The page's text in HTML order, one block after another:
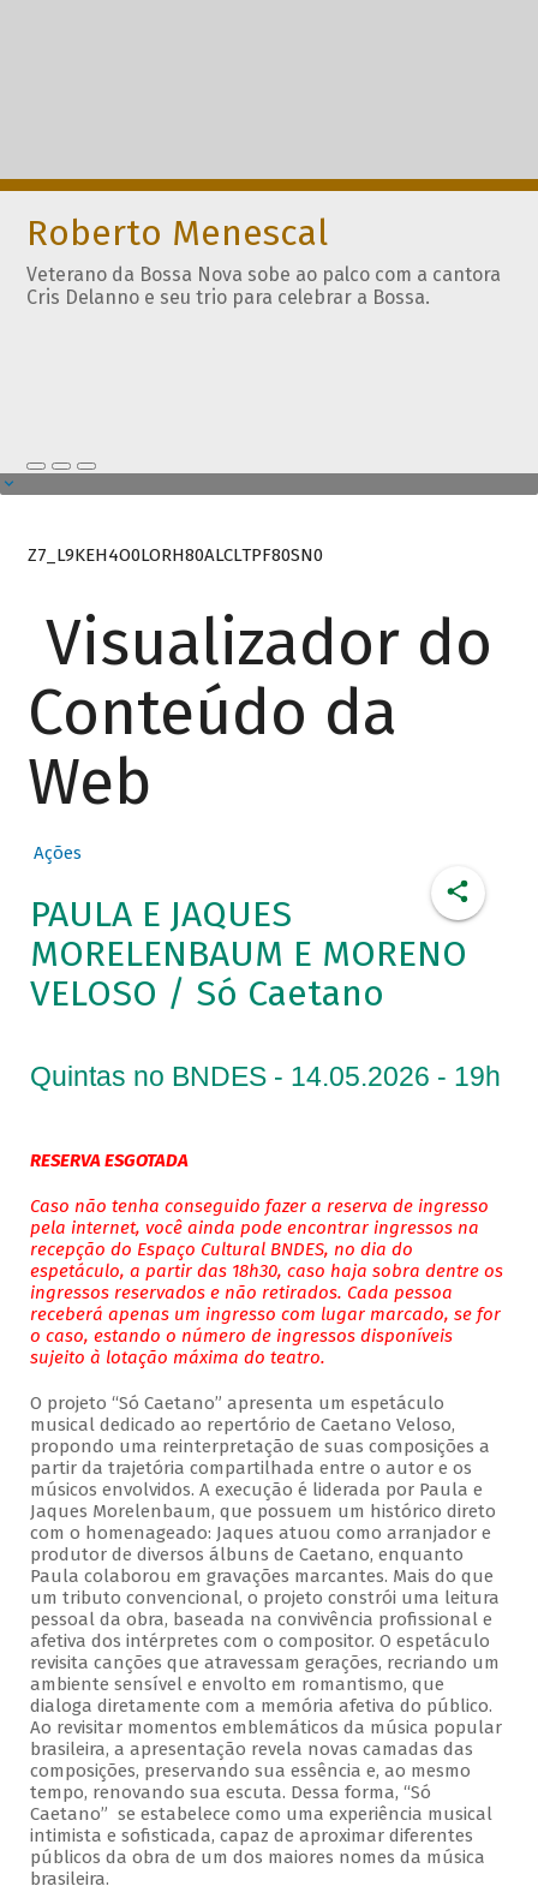
Roberto Menescal
Veterano da Bossa Nova sobe ao palco com a cantora
Cris Delanno e seu trio para celebrar a Bossa.
Z7_L9KEH4O0LORH80ALCLTPF80SN0
Visualizador do
Conteúdo da
Web
Ações
PAULA E JAQUES
MORELENBAUM E MORENO
VELOSO / Só Caetano
Quintas no BNDES - 14.05.2026 - 19h
RESERVA ESGOTADA
Caso não tenha conseguido fazer a reserva de ingresso
pela internet, você ainda pode encontrar ingressos na
recepção do Espaço Cultural BNDES, no dia do
espetáculo, a partir das 18h30, caso haja sobra dentre os
ingressos reservados e não retirados. Cada pessoa
receberá apenas um ingresso com lugar marcado, se for
o caso, estando o número de ingressos disponíveis
sujeito à lotação máxima do teatro.
O projeto “Só Caetano” apresenta um espetáculo
musical dedicado ao repertório de Caetano Veloso,
propondo uma reinterpretação de suas composições a
partir da trajetória compartilhada entre o autor e os
músicos envolvidos. A execução é liderada por Paula e
Jaques Morelenbaum, que possuem um histórico direto
com o homenageado: Jaques atuou como arranjador e
produtor de diversos álbuns de Caetano, enquanto
Paula colaborou em gravações marcantes. Mais do que
um tributo convencional, o projeto constrói uma leitura
pessoal da obra, baseada na convivência profissional e
afetiva dos intérpretes com o compositor. O espetáculo
revisita canções que atravessam gerações, recriando um
ambiente sensível e envolto em romantismo, que
dialoga diretamente com a memória afetiva do público.
Ao revisitar momentos emblemáticos da música popular
brasileira, a apresentação revela novas camadas das
composições, preservando sua essência e, ao mesmo
tempo, renovando sua escuta. Dessa forma, “Só
Caetano” se estabelece como uma experiência musical
intimista e sofisticada, capaz de aproximar diferentes
públicos da obra de um dos maiores nomes da música
brasileira.